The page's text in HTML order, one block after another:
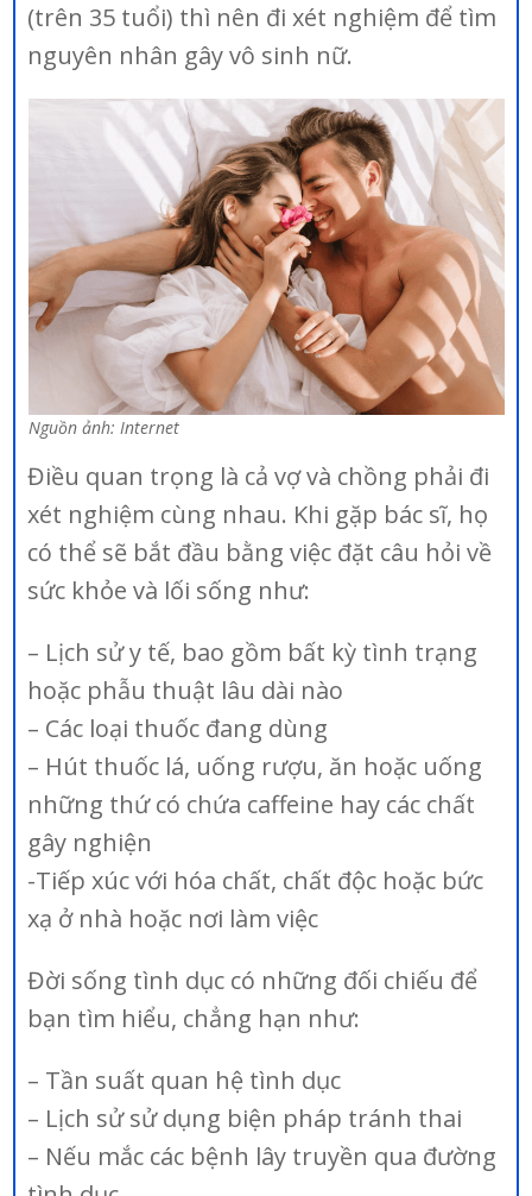
(trên 35 tuổi) thì nên đi xét nghiệm để tìm
nguyên nhân gây vô sinh nữ.
Nguồn ảnh: Internet
Điều quan trọng là cả vợ và chồng phải đi
xét nghiệm cùng nhau. Khi gặp bác sĩ, họ
có thể sẽ bắt đầu bằng việc đặt câu hỏi về
sức khỏe và lối sống như:
– Lịch sử y tế, bao gồm bất kỳ tình trạng
hoặc phẫu thuật lâu dài nào
– Các loại thuốc đang dùng
– Hút thuốc lá, uống rượu, ăn hoặc uống
những thứ có chứa caffeine hay các chất
gây nghiện
-Tiếp xúc với hóa chất, chất độc hoặc bức
xạ ở nhà hoặc nơi làm việc
Đời sống tình dục có những đối chiếu để
bạn tìm hiểu, chẳng hạn như:
– Tần suất quan hệ tình dục
– Lịch sử sử dụng biện pháp tránh thai
– Nếu mắc các bệnh lây truyền qua đường